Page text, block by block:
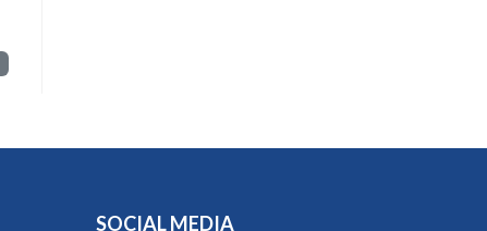
SOCIAL MEDIA